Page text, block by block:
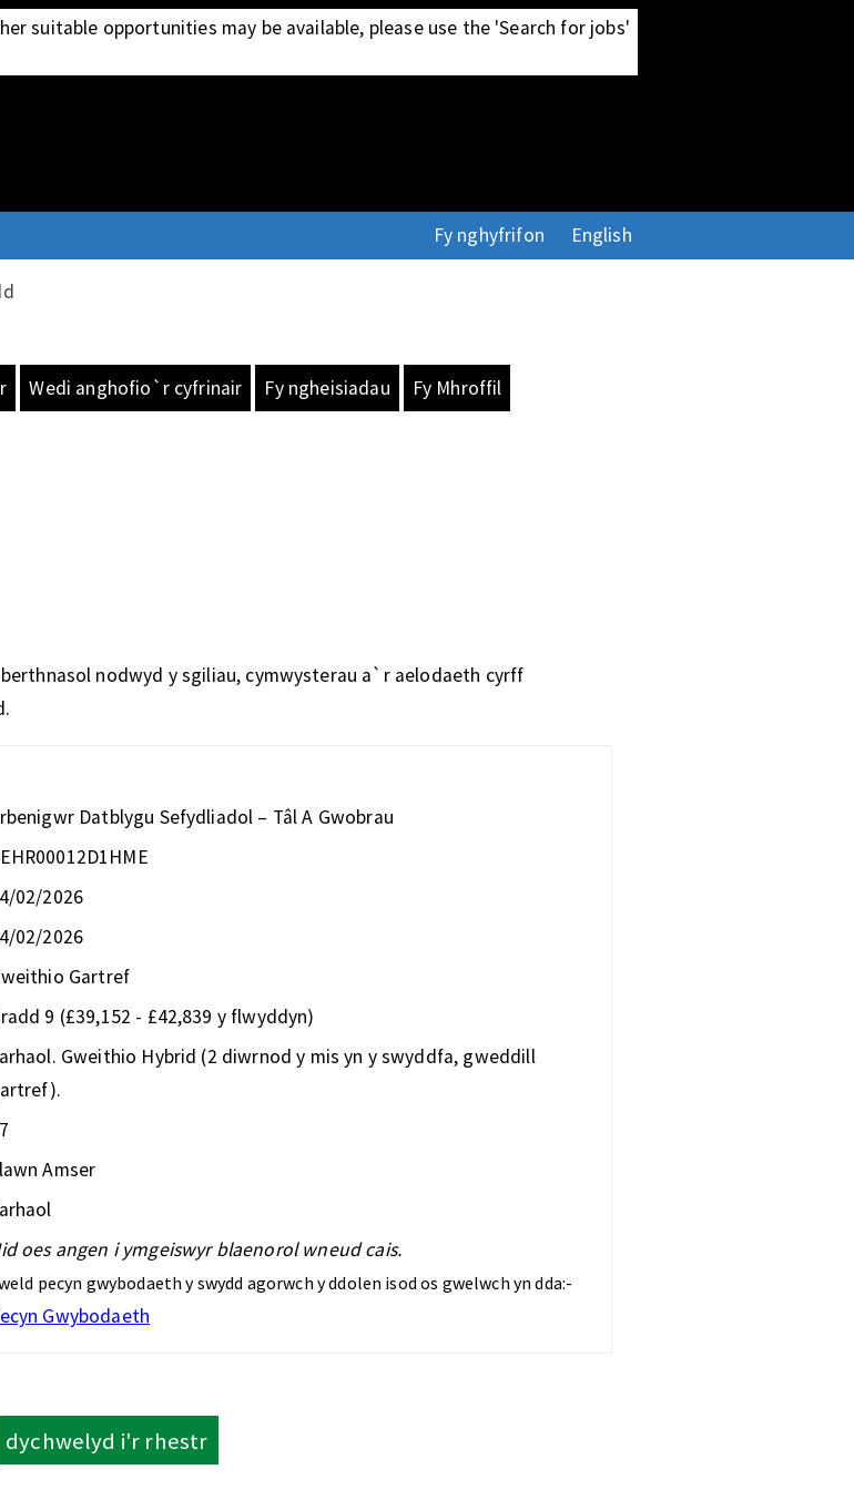
suitable opportunities may be available, please use the 'Search for jobs'
Fy nghyfrifon English
Wedi anghofio`r cyfrinair Fy ngheisiadau Fy Mhroffil
nodwyd y sgiliau, cymwysterau a`r aelodaeth cyrff
Datblygu Sefydliadol – Tâl A Gwobrau
02/2026
02/2026
Gartref
9 (£39,152 - £42,839 y flwyddyn)
Gweithio Hybrid (2 diwrnod y mis yn y swyddfa, gweddill
Amser
oes angen i ymgeiswyr blaenorol wneud cais.
pecyn gwybodaeth y swydd agorwch y ddolen isod os gwelwch yn dda:-
Gwybodaeth